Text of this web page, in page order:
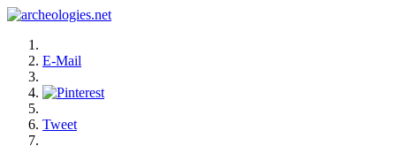
E-Mail
Tweet